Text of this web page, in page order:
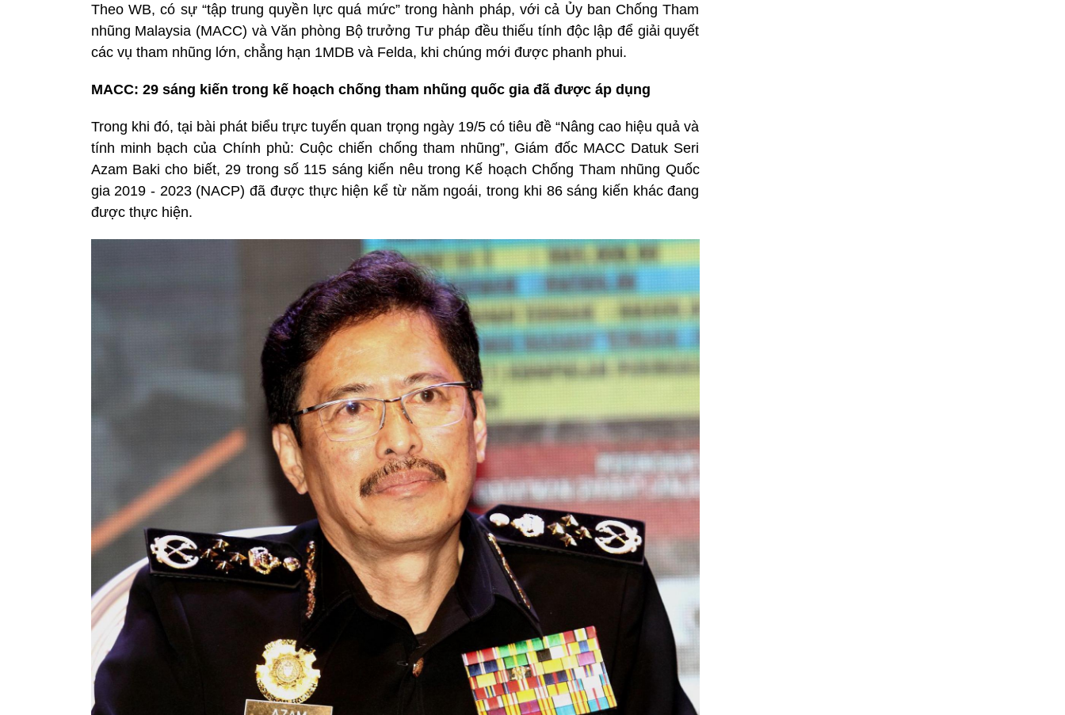
Theo WB, có sự “tập trung quyền lực quá mức” trong hành pháp, với cả Ủy ban Chống Tham
nhũng Malaysia (MACC) và Văn phòng Bộ trưởng Tư pháp đều thiếu tính độc lập để giải quyết
các vụ tham nhũng lớn, chẳng hạn 1MDB và Felda, khi chúng mới được phanh phui.
MACC: 29 sáng kiến trong kế hoạch chống tham nhũng quốc gia đã được áp dụng
Trong khi đó, tại bài phát biểu trực tuyến quan trọng ngày 19/5 có tiêu đề “Nâng cao hiệu quả và
tính minh bạch của Chính phủ: Cuộc chiến chống tham nhũng”, Giám đốc MACC Datuk Seri
Azam Baki cho biết, 29 trong số 115 sáng kiến nêu trong Kế hoạch Chống Tham nhũng Quốc
gia 2019 - 2023 (NACP) đã được thực hiện kể từ năm ngoái, trong khi 86 sáng kiến khác đang
được thực hiện.